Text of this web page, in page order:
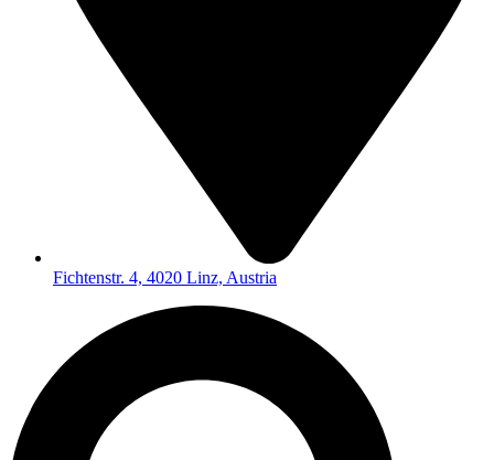
Fichtenstr. 4, 4020 Linz, Austria